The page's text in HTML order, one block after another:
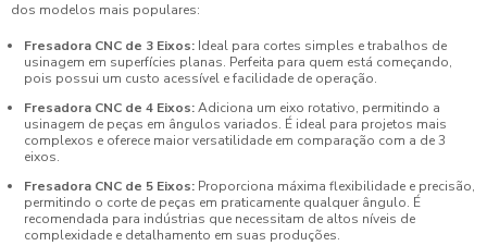
dos modelos mais populares:
Fresadora CNC de 3 Eixos: Ideal para cortes simples e trabalhos de
usinagem em superfícies planas. Perfeita para quem está começando,
pois possui um custo acessível e facilidade de operação.
Fresadora CNC de 4 Eixos:Adiciona um eixo rotativo, permitindo a
usinagem de peças em ângulos variados. É ideal para projetos mais
complexos e oferece maior versatilidade em comparação com a de 3
eixos.
Fresadora CNC de 5 Eixos: Proporciona máxima flexibilidade e precisão,
permitindo o corte de peças em praticamente qualquer ângulo. É
recomendada para indústrias que necessitam de altos níveis de
complexidade e detalhamento em suas produções.